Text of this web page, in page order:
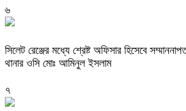
৬
সিলেট রেঞ্জের মধ্যে শ্রেষ্ট অফিসার হিসেবে
থানার ওসি মোঃ আমিনুল ইসলাম
৭